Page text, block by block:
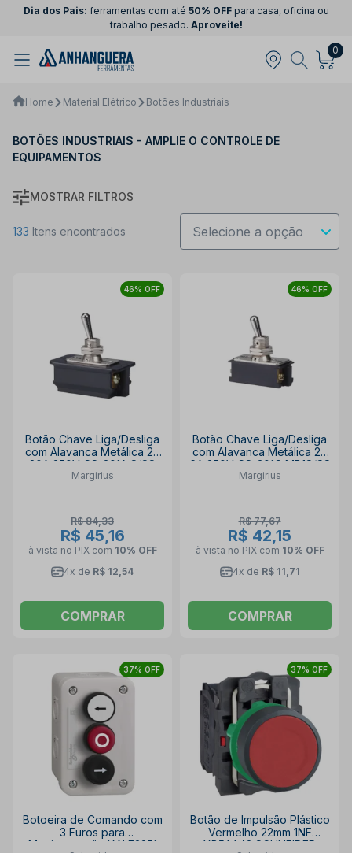
Dia dos Pais: ferramentas com até 50% OFFpara casa, oficina ou
trabalho pesado. Aproveite!
0
Home Material Elétrico Botões Industriais
BOTÕES INDUSTRIAIS - AMPLIE O CONTROLE DE
EQUIPAMENTOS
MOSTRAR FILTROS
133 Itens encontrados
46% OFF
Botão Chave Liga/Desliga
com Alavanca Metálica 2P
20A 250V CS-301A S/SS
MARGIRIUS
Margirius
R$ 84,33
R$ 45,16
à vista no PIX com 10% OFF
4x de R$ 12,54
COMPRAR
46% OFF
Botão Chave Liga/Desliga
com Alavanca Metálica 2P
6A 250V CS-301C MB1S/SS
MARGIRIUS
Margirius
R$ 77,67
R$ 42,15
à vista no PIX com 10% OFF
4x de R$ 11,71
COMPRAR
37% OFF
Botoeira de Comando com
3 Furos para
Movimentação XALE3251
37% OFF
Botão de Impulsão Plástico
Vermelho 22mm 1NF
XB5AA42 SCHNEIDER